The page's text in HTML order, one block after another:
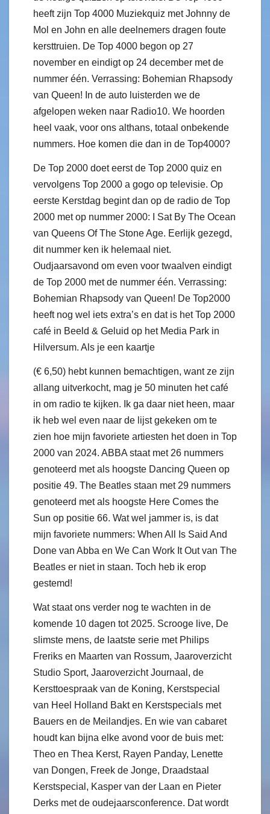
heeft zijn Top 4000 Muziekquiz met Johnny de
Mol en John en alle deelnemers dragen foute
kersttruien. De Top 4000 begon op 27
november en eindigt op 24 december met de
nummer één. Verrassing: Bohemian Rhapsody
van Queen! In de auto luisterden we de
afgelopen weken naar Radio10. We hoorden
heel vaak, voor ons althans, totaal onbekende
nummers. Hoe komen die dan in de Top4000?
De Top 2000 doet eerst de Top 2000 quiz en
vervolgens Top 2000 a gogo op televisie. Op
eerste Kerstdag begint dan op de radio de Top
2000 met op nummer 2000: I Sat By The Ocean
van Queens Of The Stone Age. Eerlijk gezegd,
dit nummer ken ik helemaal niet.
Oudjaarsavond om even voor twaalven eindigt
de Top 2000 met de nummer één. Verrassing:
Bohemian Rhapsody van Queen! De Top2000
heeft nog wel iets extra’s en dat is het Top 2000
café in Beeld & Geluid op het Media Park in
Hilversum. Als je een kaartje
(€ 6,50) hebt kunnen bemachtigen, want ze zijn
allang uitverkocht, mag je 50 minuten het café
in om radio te kijken. Ik ga daar niet heen, maar
ik heb wel even naar de lijst gekeken om te
zien hoe mijn favoriete artiesten het doen in Top
2000 van 2024. ABBA staat met 26 nummers
genoteerd met als hoogste Dancing Queen op
positie 49. The Beatles staan met 29 nummers
genoteerd met als hoogste Here Comes the
Sun op positie 66. Wat wel jammer is, is dat
mijn favoriete nummers: When All Is Said And
Done van Abba en We Can Work It Out van The
Beatles er niet in staan. Toch heb ik erop
gestemd!
Wat staat ons verder nog te wachten in de
komende 10 dagen tot 2025. Scrooge live, De
slimste mens, de laatste serie met Philips
Freriks en Maarten van Rossum, Jaaroverzicht
Studio Sport, Jaaroverzicht Journaal, de
Kersttoespraak van de Koning, Kerstspecial
van Heel Holland Bakt en Kerstspecials met
Bauers en de Meilandjes. En wie van cabaret
houdt kan bijna elke avond voor de buis met:
Theo en Thea Kerst, Rayen Panday, Lenette
van Dongen, Freek de Jonge, Draadstaal
Kerstspecial, Kasper van der Laan en Pieter
Derks met de oudejaarsconference. Dat wordt